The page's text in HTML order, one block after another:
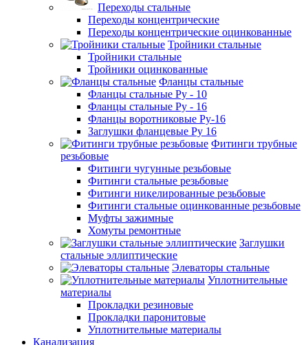
Переходы стальные
Переходы концентрические
Переходы концентрические оцинкованные
Тройники стальные
Тройники стальные
Тройники оцинкованные
Фланцы стальные
Фланцы стальные Ру - 10
Фланцы стальные Ру - 16
Фланцы воротниковые Ру-16
Заглушки фланцевые Ру 16
Фитинги трубные
резьбовые
Фитинги чугунные резьбовые
Фитинги стальные резьбовые
Фитинги никелированные резьбовые
Фитинги стальные оцинкованные резьбовые
Муфты зажимные
Хомуты ремонтные
Заглушки
стальные эллиптические
Элеваторы стальные
Уплотнительные
материалы
Прокладки резиновые
Прокладки паронитовые
Уплотнительные материалы
Канализация